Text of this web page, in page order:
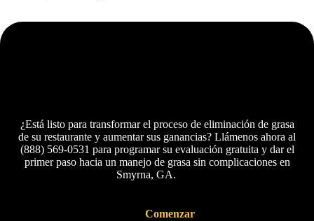
¿Está listo para transformar el proceso de eliminación de grasa
de su restaurante y aumentar sus ganancias? Llámenos ahora al
(888) 569-0531 para programar su evaluación gratuita y dar el
primer paso hacia un manejo de grasa sin complicaciones en
Smyrna, GA.
Comenzar